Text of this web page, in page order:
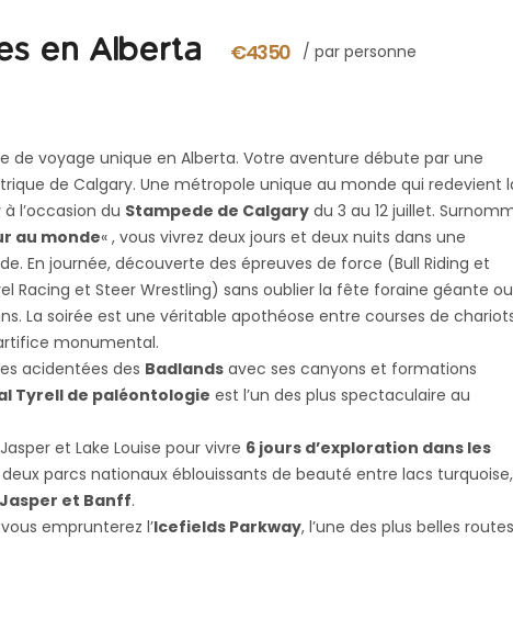
en Alberta €4350 / par personne
de voyage unique en Alberta. Votre aventure débute par une
de Calgary. Une métropole unique au monde qui redevient
l’occasion du Stampede de Calgary du 3 au 12 juillet.
au monde« , vous vivrez deux jours et deux nuits dans une
En journée, découverte des épreuves de force (Bull Riding et
Racing et Steer Wrestling) sans oublier la fête foraine géante ou
La soirée est une véritable apothéose entre courses de
monumental.
acidentées des Badlands avec ses canyons et formations
Tyrell de paléontologie est l’un des plus spectaculaire au
et Lake Louise pour vivre 6 jours d’exploration dans les
parcs nationaux éblouissants de beauté entre lacs turquoise,
Jasper et Banff.
emprunterez l’Icefields Parkway, l’une des plus belles routes